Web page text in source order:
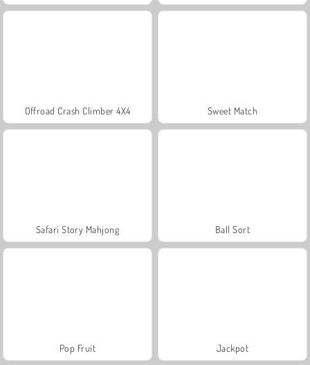
Offroad Crash Climber 4X4 Sweet Match
Safari Story Mahjong Ball Sort
Pop Fruit Jackpot